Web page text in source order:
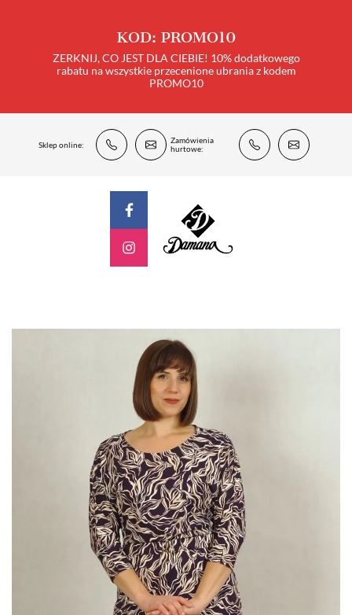
KOD: PROMO10
ZERKNIJ, CO JEST DLA CIEBIE! 10% dodatkowego
rabatu na wszystkie przecenione ubrania z kodem
PROMO10
Sklep online:
Zamówienia
hurtowe: